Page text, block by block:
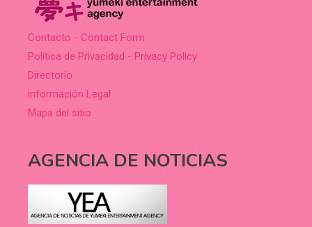
Contacto - Contact Form
Política de Privacidad - Privacy Policy
Directorio
información Legal
Mapa del sitio
AGENCIA DE NOTICIAS